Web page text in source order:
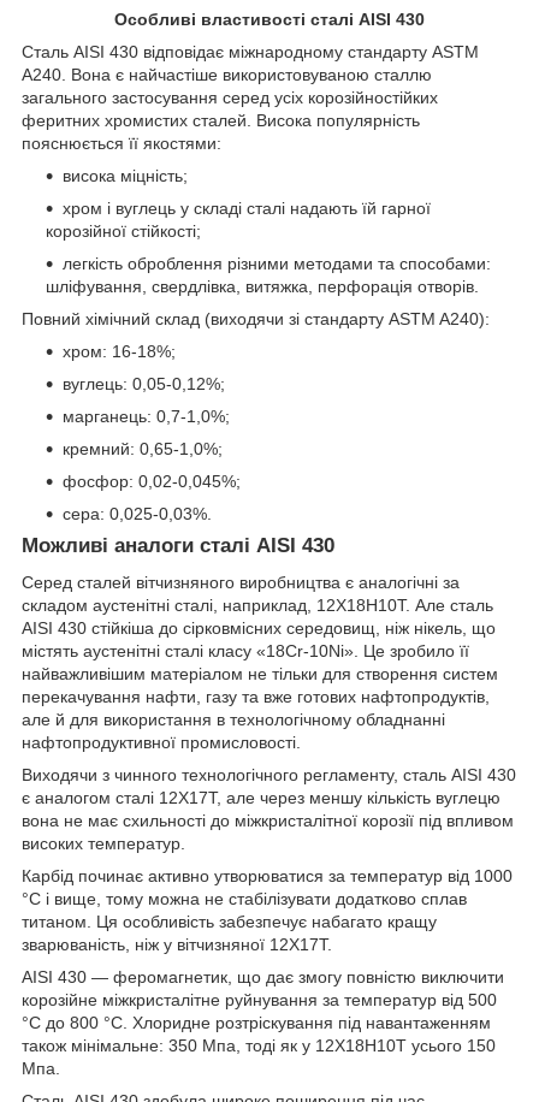
Особливі властивості сталі AISI 430
Сталь AISI 430 відповідає міжнародному стандарту ASTM
A240. Вона є найчастіше використовуваною сталлю
загального застосування серед усіх корозійностійких
феритних хромистих сталей. Висока популярність
пояснюється її якостями:
висока міцність;
хром і вуглець у складі сталі надають їй гарної
корозійної стійкості;
легкість оброблення різними методами та способами:
шліфування, свердлівка, витяжка, перфорація отворів.
Повний хімічний склад (виходячи зі стандарту ASTM A240):
хром: 16-18%;
вуглець: 0,05-0,12%;
марганець: 0,7-1,0%;
кремний: 0,65-1,0%;
фосфор: 0,02-0,045%;
сера: 0,025-0,03%.
Можливі аналоги сталі AISI 430
Серед сталей вітчизняного виробництва є аналогічні за
складом аустенітні сталі, наприклад, 12Х18Н10Т. Але сталь
AISI 430 стійкіша до сірковмісних середовищ, ніж нікель, що
містять аустенітні сталі класу «18Cr-10Ni». Це зробило її
найважливішим матеріалом не тільки для створення систем
перекачування нафти, газу та вже готових нафтопродуктів,
але й для використання в технологічному обладнанні
нафтопродуктивної промисловості.
Виходячи з чинного технологічного регламенту, сталь AISI 430
є аналогом сталі 12Х17Т, але через меншу кількість вуглецю
вона не має схильності до міжкристалітної корозії під впливом
високих температур.
Карбід починає активно утворюватися за температур від 1000
°C і вище, тому можна не стабілізувати додатково сплав
титаном. Ця особливість забезпечує набагато кращу
зварюваність, ніж у вітчизняної 12Х17Т.
AISI 430 — феромагнетик, що дає змогу повністю виключити
корозійне міжкристалітне руйнування за температур від 500
°C до 800 °C. Хлоридне розтріскування під навантаженням
також мінімальне: 350 Мпа, тоді як у 12Х18Н10Т усього 150
Мпа.